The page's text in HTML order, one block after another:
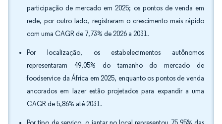
participação de mercado em 2025; os pontos de venda em
rede, por outro lado, registraram o crescimento mais rápido
com uma CAGR de 7,73% de 2026 a 2031.
Por localização, os estabelecimentos autônomos
representaram 49,05% do tamanho do mercado de
foodservice da África em 2025, enquanto os pontos de venda
ancorados em lazer estão projetados para expandir a uma
CAGR de 5,86% até 2031.